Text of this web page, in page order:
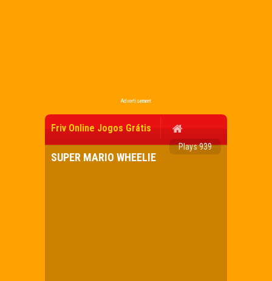
Advertisement
Friv Online Jogos Grátis
Plays 939
SUPER MARIO WHEELIE